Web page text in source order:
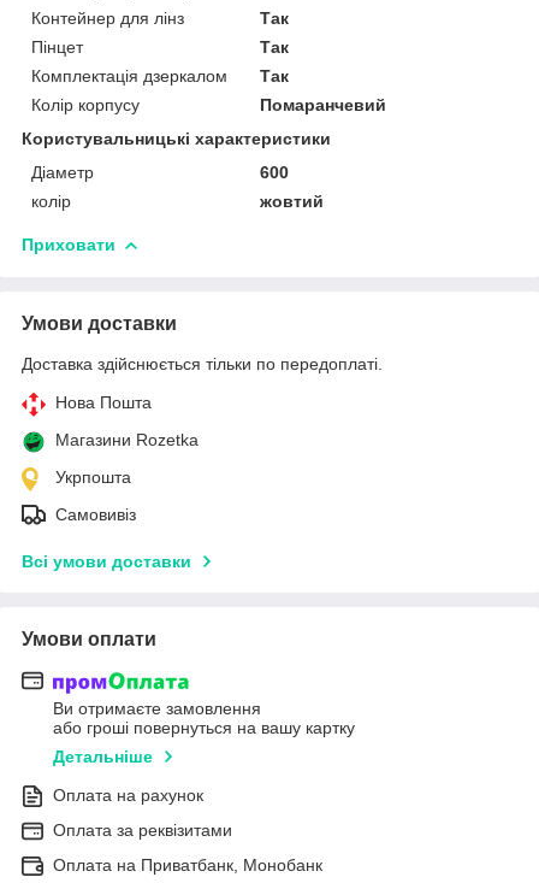
Контейнер для лінз
Так
Пінцет
Так
Комплектація дзеркалом
Так
Колір корпусу
Помаранчевий
Користувальницькі характеристики
Діаметр
600
колір
жовтий
Приховати
Умови доставки
Доставка здійснюється тільки по передоплаті.
Нова Пошта
Магазини Rozetka
Укрпошта
Самовивіз
Всі умови доставки
Умови оплати
Ви отримаєте замовлення
або гроші повернуться на вашу картку
Детальніше
Оплата на рахунок
Оплата за реквізитами
Оплата на Приватбанк, Монобанк